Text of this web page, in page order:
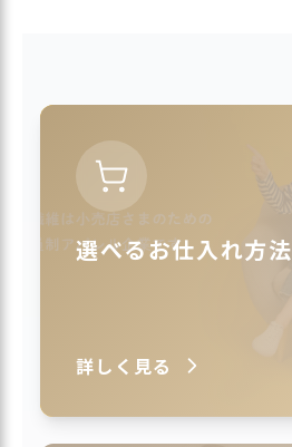
選べるお仕入れ方法
詳しく見る